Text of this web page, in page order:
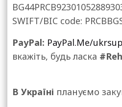
SWIFT/BIC code:
PayPal: PayPal.Me/
вкажіть, будь ласка
В Україні плануємо